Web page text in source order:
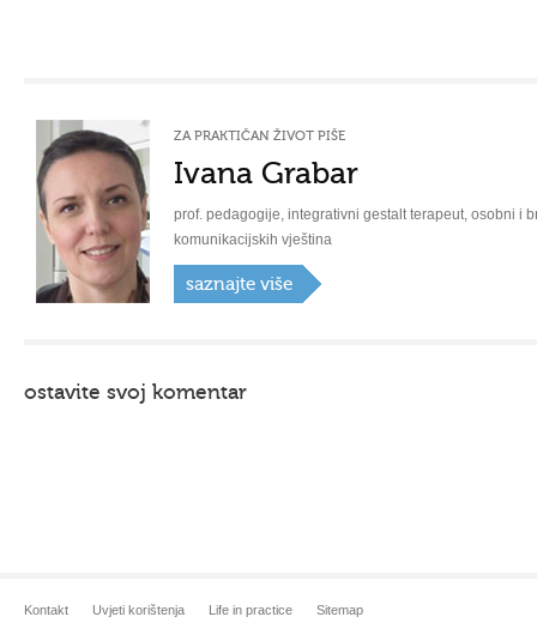
ZA PRAKTIČAN ŽIVOT PIŠE
Ivana Grabar
prof. pedagogije, integrativni gestalt terapeut, osobni i
komunikacijskih vještina
saznajte više
ostavite svoj komentar
Kontakt Uvjeti korištenja Life in practice Sitemap